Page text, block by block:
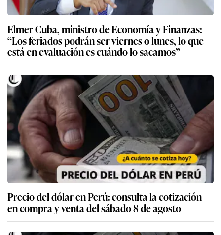
Elmer Cuba, ministro de Economía y Finanzas:
“Los feriados podrán ser viernes o lunes, lo que
está en evaluación es cuándo lo sacamos”
Precio del dólar en Perú: consulta la cotización
en compra y venta del sábado 8 de agosto